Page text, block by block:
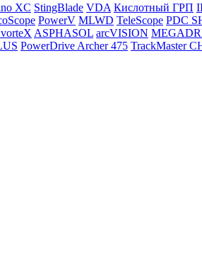
XC StingBlade VDA Кислотный ГРП
PowerV MLWD TeleScope PDC
ASPHASOL arcVISION
PowerDrive Archer 475 TrackMaster